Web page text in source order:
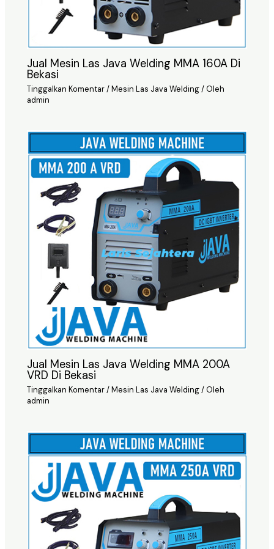
Jual Mesin Las Java Welding MMA 160A Di
Bekasi
Tinggalkan Komentar/Mesin Las Java Welding/ Oleh
admin
Jual Mesin Las Java Welding MMA 200A
VRD Di Bekasi
Tinggalkan Komentar/Mesin Las Java Welding/ Oleh
admin